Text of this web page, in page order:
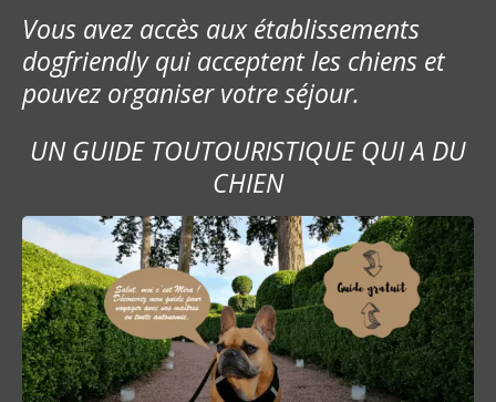
Vous avez accès aux établissements
dogfriendly qui acceptent les chiens et
pouvez organiser votre séjour.
UN GUIDE TOUTOURISTIQUE QUI A DU
CHIEN